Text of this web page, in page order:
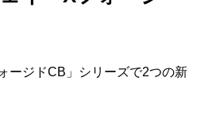
ージドCB」シリーズで2つの新